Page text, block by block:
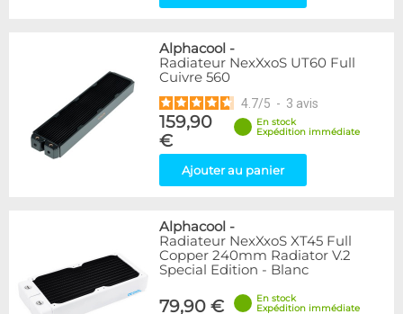
Alphacool -
Radiateur NexXxoS UT60 Full
Cuivre 560
4.7/5 - 3 avis
159,90
€
En stock
Expédition immédiate
Ajouter au panier
Alphacool -
Radiateur NexXxoS XT45 Full
Copper 240mm Radiator V.2
Special Edition - Blanc
79,90 €
En stock
Expédition immédiate